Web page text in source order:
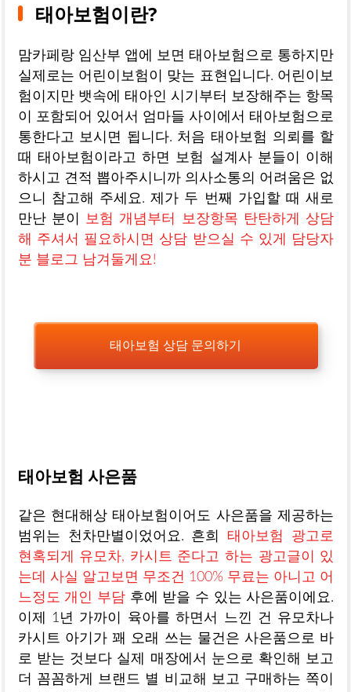
태아보험이란?
맘카페랑 임산부 앱에 보면 태아보험으로 통하지만
실제로는 어린이보험이 맞는 표현입니다. 어린이보
험이지만 뱃속에 태아인 시기부터 보장해주는 항목
이 포함되어 있어서 엄마들 사이에서 태아보험으로
통한다고 보시면 됩니다. 처음 태아보험 의뢰를 할
때 태아보험이라고 하면 보험 설계사 분들이 이해
하시고 견적 뽑아주시니까 의사소통의 어려움은 없
으니 참고해 주세요. 제가 두 번째 가입할 때 새로
만난 분이 보험 개념부터 보장항목 탄탄하게 상담
해 주셔서 필요하시면 상담 받으실 수 있게 담당자
분 블로그 남겨둘게요!
태아보험 상담 문의하기
태아보험 사은품
같은 현대해상 태아보험이어도 사은품을 제공하는
범위는 천차만별이었어요. 흔희 태아보험 광고로
현혹되게 유모차, 카시트 준다고 하는 광고글이 있
는데 사실 알고보면 무조건 100% 무료는 아니고 어
느정도 개인 부담후에 받을 수 있는 사은품이에요.
이제 1년 가까이 육아를 하면서 느낀 건 유모차나
카시트 아기가 꽤 오래 쓰는 물건은 사은품으로 바
로 받는 것보다 실제 매장에서 눈으로 확인해 보고
더 꼼꼼하게 브랜드 별 비교해 보고 구매하는 쪽이